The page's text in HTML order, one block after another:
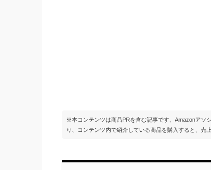
※本コンテンツは商品PRを含む記事です。Amazonアソ
り、コンテンツ内で紹介している商品を購入すると、売